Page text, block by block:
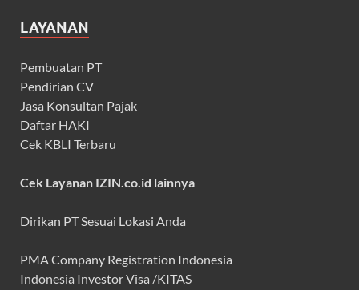
LAYANAN
Pembuatan PT
Pendirian CV
Jasa Konsultan Pajak
Daftar HAKI
Cek KBLI Terbaru
Cek Layanan IZIN.co.id lainnya
Dirikan PT Sesuai Lokasi Anda
PMA Company Registration Indonesia
Indonesia Investor Visa /KITAS